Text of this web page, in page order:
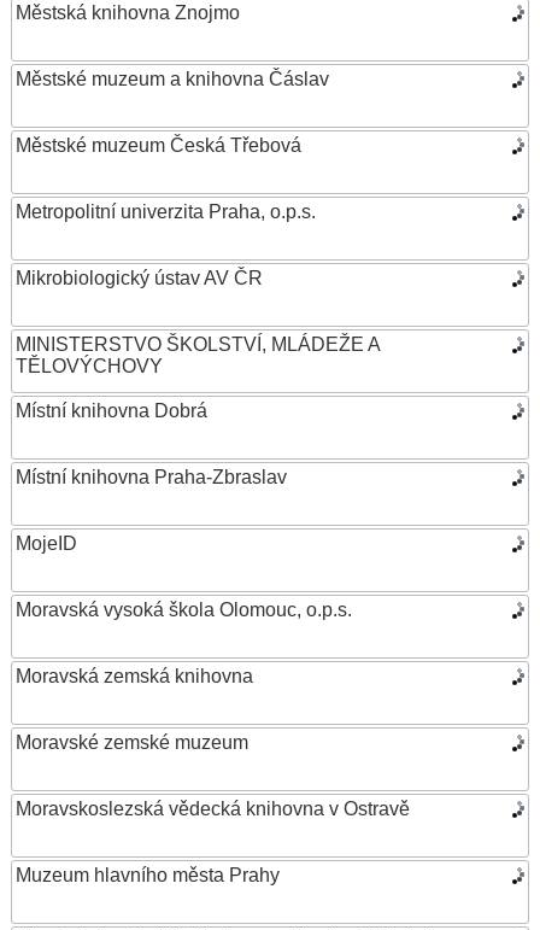
Městská knihovna Znojmo
Městské muzeum a knihovna Čáslav
Městské muzeum Česká Třebová
Metropolitní univerzita Praha, o.p.s.
Mikrobiologický ústav AV ČR
MINISTERSTVO ŠKOLSTVÍ, MLÁDEŽE A
TĚLOVÝCHOVY
Místní knihovna Dobrá
Místní knihovna Praha-Zbraslav
MojeID
Moravská vysoká škola Olomouc, o.p.s.
Moravská zemská knihovna
Moravské zemské muzeum
Moravskoslezská vědecká knihovna v Ostravě
Muzeum hlavního města Prahy